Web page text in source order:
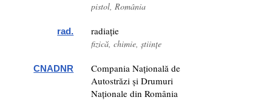
pistol, România
rad. radiație
fizică, chimie, științe
CNADNR
Compania Națională de
Autostrăzi și Drumuri
Naționale din România